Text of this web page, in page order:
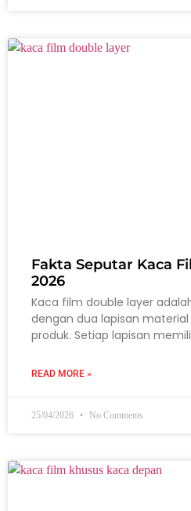
Fakta Seputar Kaca
2026
Kaca film double layer
dengan dua lapisan
produk. Setiap lapisan
READ MORE »
25/04/2026 No Comments